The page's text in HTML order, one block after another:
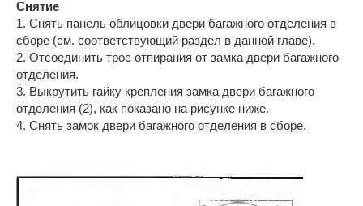
Снятие
1. Снять панель облицовки двери багажного отделения в
сборе (см. соответствующий раздел в данной главе).
2. Отсоединить трос отпирания от замка двери багажного
отделения.
3. Выкрутить гайку крепления замка двери багажного
отделения (2), как показано на рисунке ниже.
4. Снять замок двери багажного отделения в сборе.